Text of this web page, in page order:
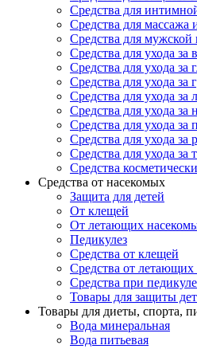
Средства для
Средства для массажа
Средства для мужской
Средства для ухода за
Средства для ухода за
Средства для ухода за
Средства для ухода за
Средства для ухода за
Средства для ухода за
Средства для ухода за
Средства для ухода за
Средства
Средства от насекомых
Защита для детей
От клещей
От летающих
Педикулез
Средства от клещей
Средства от
Средства при
Товары для защиты
Товары для диеты, спорта,
Вода минеральная
Вода питьевая